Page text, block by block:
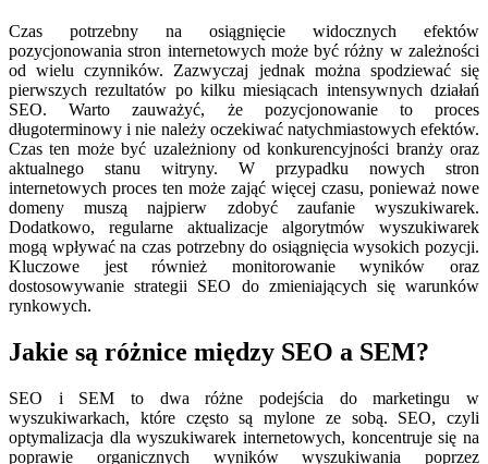
Czas potrzebny na osiągnięcie widocznych efektów
pozycjonowania stron internetowych może być różny w zależności
od wielu czynników. Zazwyczaj jednak można spodziewać się
pierwszych rezultatów po kilku miesiącach intensywnych działań
SEO. Warto zauważyć, że pozycjonowanie to proces
długoterminowy i nie należy oczekiwać natychmiastowych efektów.
Czas ten może być uzależniony od konkurencyjności branży oraz
aktualnego stanu witryny. W przypadku nowych stron
internetowych proces ten może zająć więcej czasu, ponieważ nowe
domeny muszą najpierw zdobyć zaufanie wyszukiwarek.
Dodatkowo, regularne aktualizacje algorytmów wyszukiwarek
mogą wpływać na czas potrzebny do osiągnięcia wysokich pozycji.
Kluczowe jest również monitorowanie wyników oraz
dostosowywanie strategii SEO do zmieniających się warunków
rynkowych.
Jakie są różnice między SEO a SEM?
SEO i SEM to dwa różne podejścia do marketingu w
wyszukiwarkach, które często są mylone ze sobą. SEO, czyli
optymalizacja dla wyszukiwarek internetowych, koncentruje się na
poprawie organicznych wyników wyszukiwania poprzez